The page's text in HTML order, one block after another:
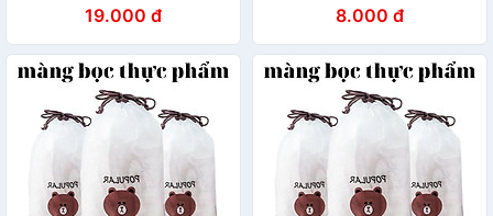
19.000 đ 8.000 đ